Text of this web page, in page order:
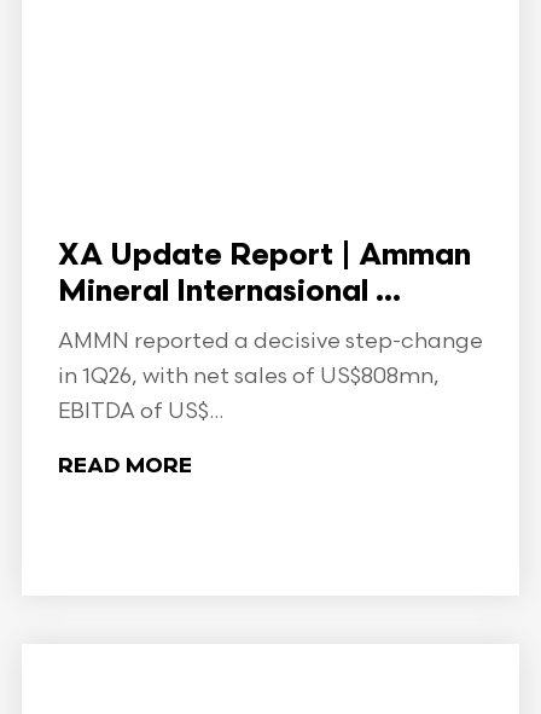
XA Update Report | Amman
Mineral Internasional ...
AMMN reported a decisive step-change
in 1Q26, with net sales of US$808mn,
EBITDA of US$...
READ MORE